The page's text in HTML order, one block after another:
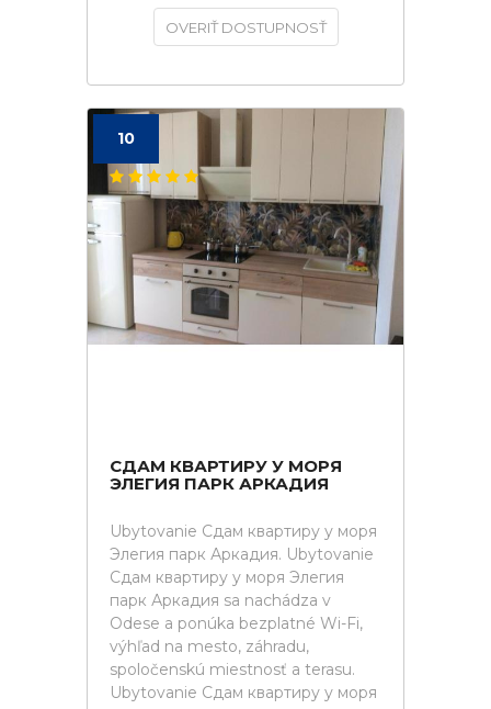
OVERIŤ DOSTUPNOSŤ
10
СДАМ КВАРТИРУ У МОРЯ
ЭЛЕГИЯ ПАРК АРКАДИЯ
Ubytovanie Сдам квартиру у моря
Элегия парк Аркадия. Ubytovanie
Сдам квартиру у моря Элегия
парк Аркадия sa nachádza v
Odese a ponúka bezplatné Wi-Fi,
výhľad na mesto, záhradu,
spoločenskú miestnosť a terasu.
Ubytovanie Сдам квартиру у моря